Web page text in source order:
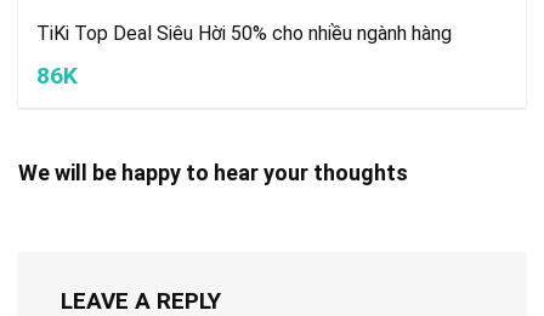
TiKi Top Deal Siêu Hời 50% cho nhiều ngành hàng
86K
We will be happy to hear your thoughts
LEAVE A REPLY